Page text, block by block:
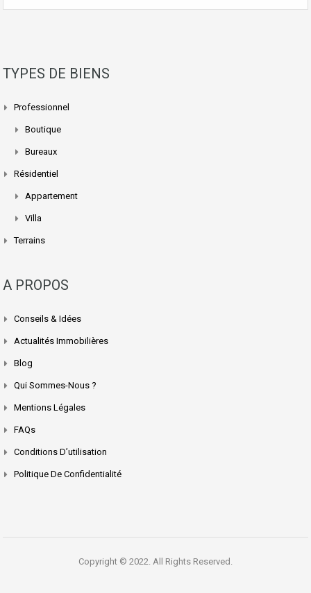
TYPES DE BIENS
Professionnel
Boutique
Bureaux
Résidentiel
Appartement
Villa
Terrains
A PROPOS
Conseils & Idées
Actualités Immobilières
Blog
Qui Sommes-Nous ?
Mentions Légales
FAQs
Conditions D’utilisation
Politique De Confidentialité
Copyright © 2022. All Rights Reserved.